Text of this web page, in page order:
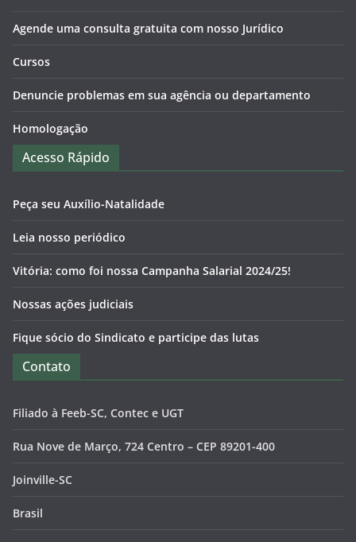
Agende uma consulta gratuita com nosso Jurídico
Cursos
Denuncie problemas em sua agência ou departamento
Homologação
Acesso Rápido
Peça seu Auxílio-Natalidade
Leia nosso periódico
Vitória: como foi nossa Campanha Salarial 2024/25!
Nossas ações judiciais
Fique sócio do Sindicato e participe das lutas
Contato
Filiado à Feeb-SC, Contec e UGT
Rua Nove de Março, 724 Centro – CEP 89201-400
Joinville-SC
Brasil